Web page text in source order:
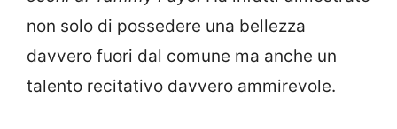
non solo di possedere una bellezza
davvero fuori dal comune ma anche un
talento recitativo davvero ammirevole.